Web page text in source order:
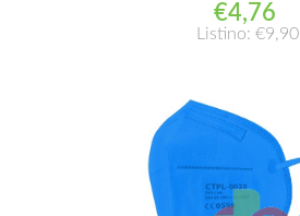
€4,76
Listino: €9,90